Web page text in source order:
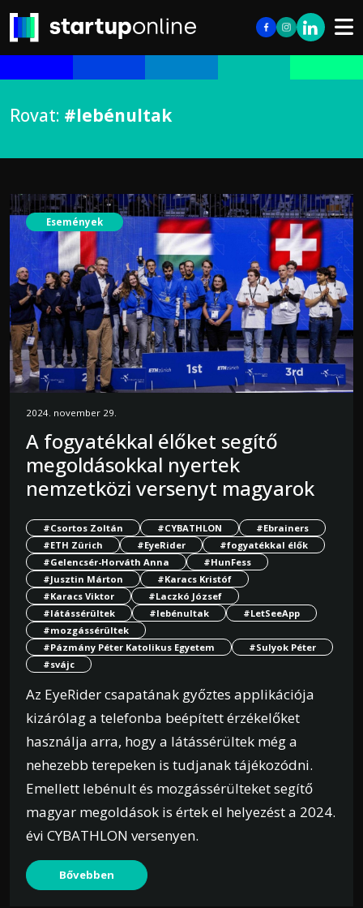
Rovat: #lebénultak
Események
2024. november 29.
A fogyatékkal élőket segítő
megoldásokkal nyertek
nemzetközi versenyt magyarok
#Csortos Zoltán #CYBATHLON
#Ebrainers
#ETH Zürich
#EyeRider
#fogyatékkal élők
#Gelencsér-Horváth Anna
#HunFess
#Jusztin Márton
#Karacs Kristóf
#Karacs Viktor
#Laczkó József
#látássérültek
#lebénultak
#LetSeeApp
#mozgássérültek
#Pázmány Péter Katolikus Egyetem
#Sulyok Péter
#svájc
Az EyeRider csapatának győztes applikációja
kizárólag a telefonba beépített érzékelőket
használja arra, hogy a látássérültek még a
nehezebb terepeken is tudjanak tájékozódni.
Emellett lebénult és mozgássérülteket segítő
magyar megoldások is értek el helyezést a 2024.
évi CYBATHLON versenyen.
Bővebben